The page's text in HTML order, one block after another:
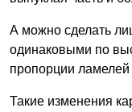
А можно сделать
одинаковыми по
пропорции ламелей
Такие изменения